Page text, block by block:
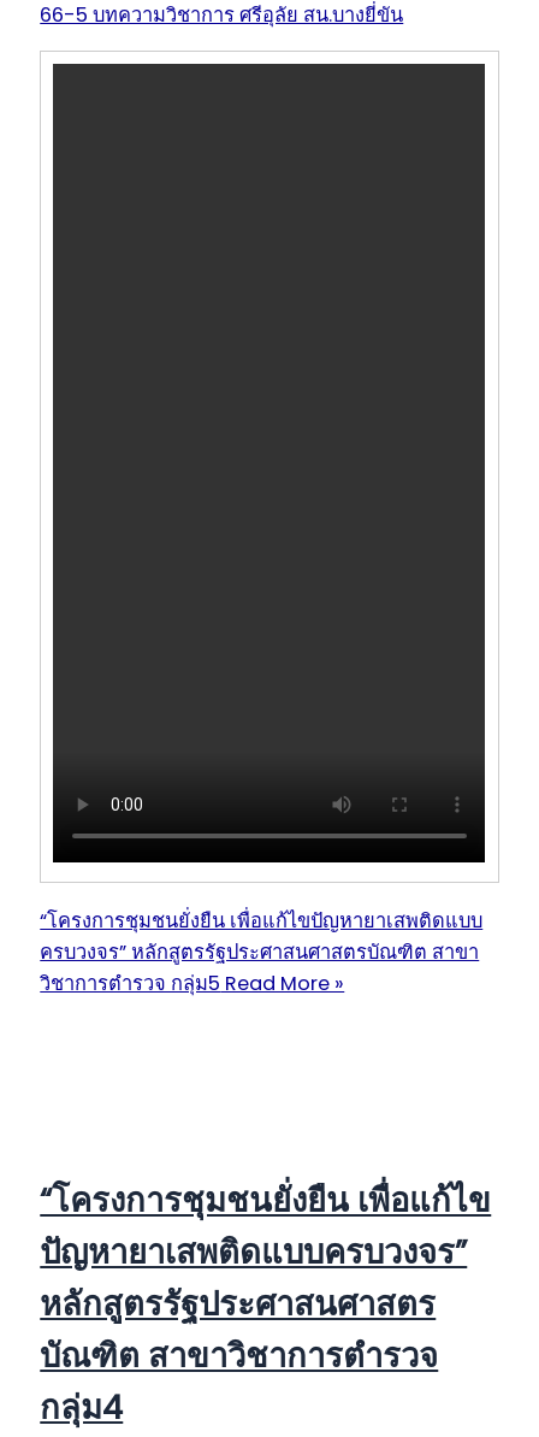
66-5 บทความวิชาการ ศรีอุลัย สน.บางยี่ขัน
“โครงการชุมชนยั่งยืน เพื่อแก้ไขปัญหายาเสพติดแบบ
ครบวงจร” หลักสูตรรัฐประศาสนศาสตรบัณฑิต สาขา
วิชาการตำรวจ กลุ่ม5 Read More »
“โครงการชุมชนยั่งยืน เพื่อแก้ไข
ปัญหายาเสพติดแบบครบวงจร”
หลักสูตรรัฐประศาสนศาสตร
บัณฑิต สาขาวิชาการตำรวจ
กลุ่ม4